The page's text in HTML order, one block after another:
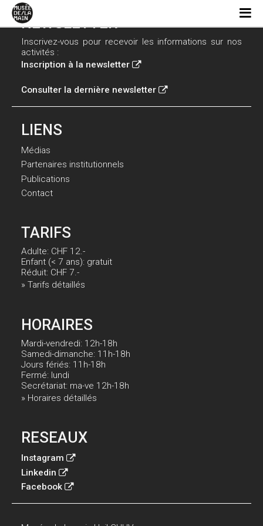
NEWSLETTER
Inscrivez-vous pour recevoir les informations sur nos
activités :
Inscription à la newsletter
Consulter la dernière newsletter
LIENS
Médias
Partenaires institutionnels
Publications
Contact
TARIFS
Adulte: CHF 12.-
Enfant (< 7 ans): gratuit
Réduit: CHF 7.-
» Tarifs détaillés
HORAIRES
Mardi-vendredi: 12h-18h
Samedi-dimanche: 11h-18h
Jours fériés: 11h-18h
Fermé: lundi
Secrétariat: ma-ve 12h-18h
» Horaires détaillés
RESEAUX
Instagram
Linkedin
Facebook